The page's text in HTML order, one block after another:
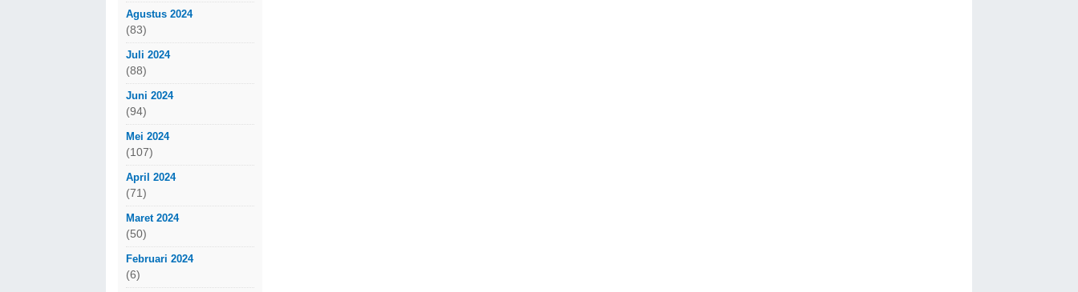
Agustus 2024
(83)
Juli 2024
(88)
Juni 2024
(94)
Mei 2024
(107)
April 2024
(71)
Maret 2024
(50)
Februari 2024
(6)